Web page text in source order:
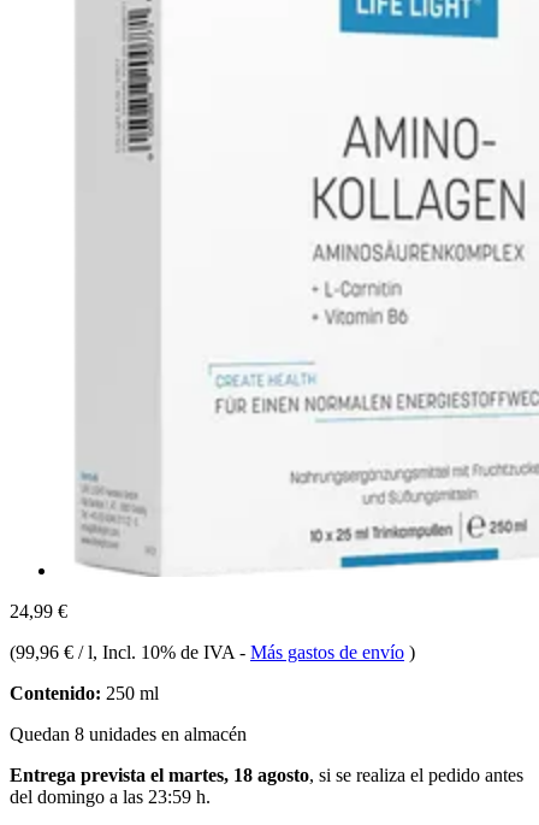
24,99 €
(99,96 € / l, Incl. 10% de IVA - Más gastos de envío )
Contenido: 250 ml
Quedan 8 unidades en almacén
Entrega prevista el martes, 18 agosto, si se realiza el pedido antes
del domingo a las 23:59 h.